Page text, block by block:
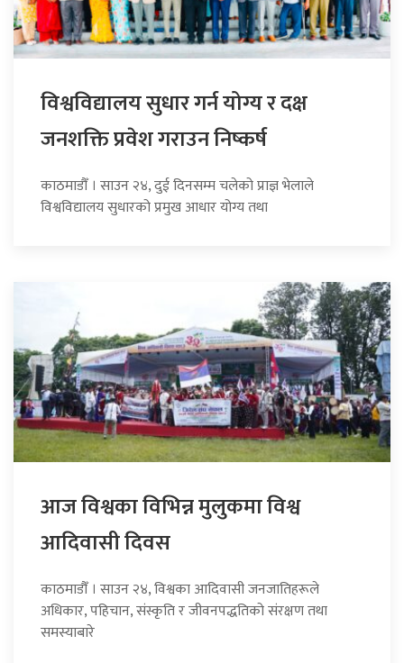
विश्वविद्यालय सुधार गर्न योग्य र दक्ष
जनशक्ति प्रवेश गराउन निष्कर्ष
काठमाडौँ । साउन २४, दुई दिनसम्म चलेको प्राज्ञ भेलाले
विश्वविद्यालय सुधारको प्रमुख आधार योग्य तथा
आज विश्वका विभिन्न मुलुकमा विश्व
आदिवासी दिवस
काठमाडौँ । साउन २४, विश्वका आदिवासी जनजातिहरूले
अधिकार, पहिचान, संस्कृति र जीवनपद्धतिको संरक्षण तथा
समस्याबारे